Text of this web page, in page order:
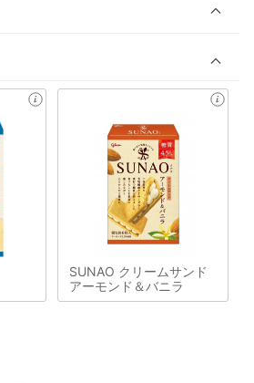
SUNAO クリームサンド
アーモンド＆バニラ